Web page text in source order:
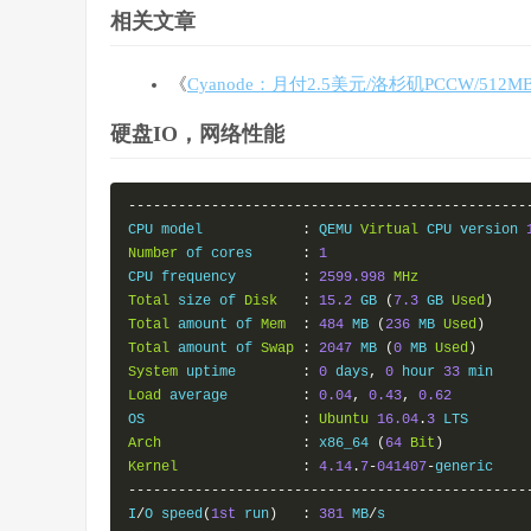
相关文章
《Cyanode：月付2.5美元/洛杉矶PCCW/
硬盘IO，网络性能
CPU model
: QEMU Virtual CPU version
Number of cores :
1
CPU frequency
: 2599.998 MHz
Total size of Disk : 15.2 GB ( 7.3 GB Used )
Total amount of Mem : 484 MB (236 MB Used )
Total amount of Swap : 2047 MB (0 MB Used )
System uptime : 0 days , 0 hour 33
Load
average : 0.04, 0.43,
0.62
OS
: Ubuntu 16.04 . 3
Arch
: x86_64 ( 64 Bit )
Kernel
: 4.14 . 7-041407-
I/O speed ( 1st run) : 381 MB/s